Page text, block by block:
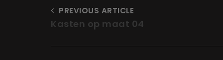
PREVIOUS ARTICLE
Kasten op maat 04